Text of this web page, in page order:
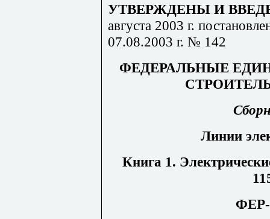
УТВЕРЖДЕНЫ И
августа 2003 г.
07.08.2003 г. № 142
ФЕДЕРАЛЬНЫЕ
Линии
Книга 1.
ФЕР-